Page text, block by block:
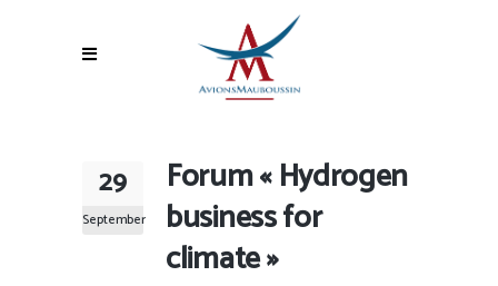
29
September
Forum « Hydrogen
business for
climate »